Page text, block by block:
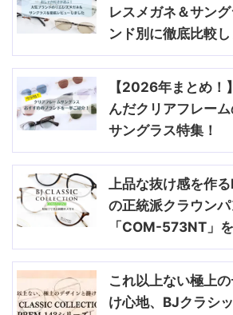
レスメガネ＆サン
ンド別に徹底比較
【2026年まとめ！
んだクリアフレー
サングラス特集！
上品な抜け感を作
の正統派クラウン
「COM-573NT」
これ以上ない極上
け心地、BJクラシ